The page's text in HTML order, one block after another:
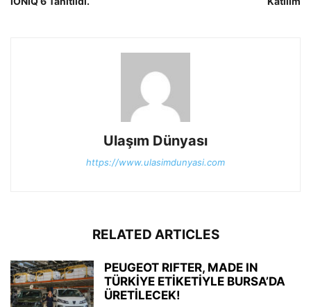
Ulaşım Dünyası
https://www.ulasimdunyasi.com
RELATED ARTICLES
PEUGEOT RIFTER, MADE IN
TÜRKİYE ETİKETİYLE BURSA’DA
ÜRETİLECEK!